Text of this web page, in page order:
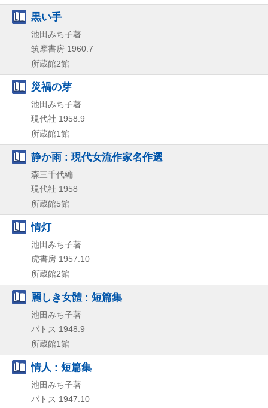
黒い手
池田みち子著
筑摩書房 1960.7
所蔵館2館
災禍の芽
池田みち子著
現代社 1958.9
所蔵館1館
静か雨 : 現代女流作家名作選
森三千代編
現代社 1958
所蔵館5館
情灯
池田みち子著
虎書房 1957.10
所蔵館2館
麗しき女體 : 短篇集
池田みち子著
パトス 1948.9
所蔵館1館
情人 : 短篇集
池田みち子著
パトス 1947.10